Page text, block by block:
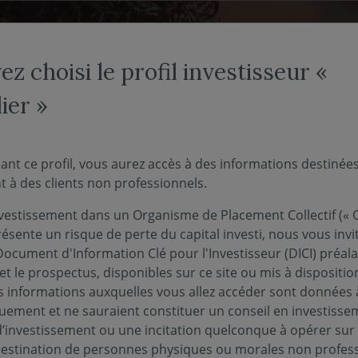
non-
-
choisi le profil investisseur «
»
ce profil, vous aurez accès à des informations
à des clients non professionnels.
dans un Organisme de Placement Collectif («
un risque de perte du capital investi, nous vous
d'Information Clé pour l'Investisseur (DICI)
le prospectus, disponibles sur ce site ou mis à
informations auxquelles vous allez accéder sont données
et ne sauraient constituer un conseil en
ou une incitation quelconque à opérer sur
de personnes physiques ou morales non